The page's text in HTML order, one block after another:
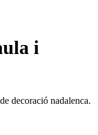
i
decoració nadalenca.